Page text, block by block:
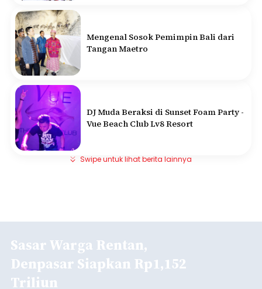
Mengenal Sosok Pemimpin Bali dari
Tangan Maetro
DJ Muda Beraksi di Sunset Foam Party -
Vue Beach Club Lv8 Resort
Swipe untuk lihat berita lainnya
Sasar Warga Rentan,
Denpasar Siapkan Rp1,152
Triliun